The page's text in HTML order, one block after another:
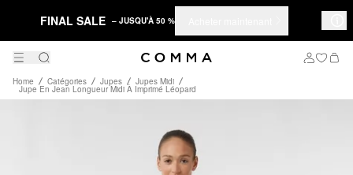
FINAL SALE – JUSQU'À 50 %
Home Catégories Jupes Jupes Midi
Jupe En Jean Longueur Midi À Imprimé Léopard